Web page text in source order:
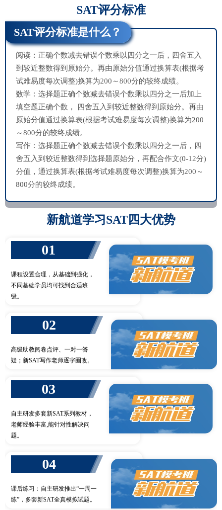
SAT评分标准
SAT评分标准是什么？
阅读：正确个数减去错误个数乘以四分之一后，四舍五入
到较近整数得到原始分。再由原始分值通过换算表(根据考
试难易度每次调整)换算为200～800分的较终成绩。
数学：选择题正确个数减去错误个数乘以四分之一后加上
填空题正确个数， 四舍五入到较近整数得到原始分。再由
原始分值通过换算表(根据考试难易度每次调整)换算为200
～800分的较终成绩。
写作：选择题正确个数减去错误个数乘以四分之一后，四
舍五入到较近整数得到选择题原始分，再配合作文(0-12分)
分值，通过换算表(根据考试难易度每次调整)换算为200～
800分的较终成绩。
新航道学习SAT四大优势
01
课程设置合理，从基础到强化，
不同基础学员均可找到合适班
级。
02
高级助教阅卷点评、一对一答
疑；新SAT写作老师逐字圈改。
03
自主研发多套新SAT系列教材，
老师经验丰富,能针对性解决问
题。
04
课后练习：自主研发推出“一周一
练”，多套新SAT全真模拟试题。